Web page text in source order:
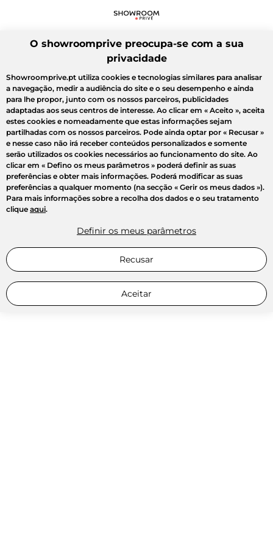
O showroomprive preocupa-se com a sua
privacidade
Showroomprive.pt utiliza cookies e tecnologias similares para analisar
a navegação, medir a audiência do site e o seu desempenho e ainda
para lhe propor, junto com os nossos parceiros, publicidades
adaptadas aos seus centros de interesse. Ao clicar em « Aceito », aceita
estes cookies e nomeadamente que estas informações sejam
partilhadas com os nossos parceiros. Pode ainda optar por « Recusar »
e nesse caso não irá receber conteúdos personalizados e somente
serão utilizados os cookies necessários ao funcionamento do site. Ao
clicar em « Defino os meus parâmetros » poderá definir as suas
preferências e obter mais informações. Poderá modificar as suas
preferências a qualquer momento (na secção « Gerir os meus dados »).
Para mais informações sobre a recolha dos dados e o seu tratamento
clique aqui.
Definir os meus parâmetros
Recusar
Aceitar